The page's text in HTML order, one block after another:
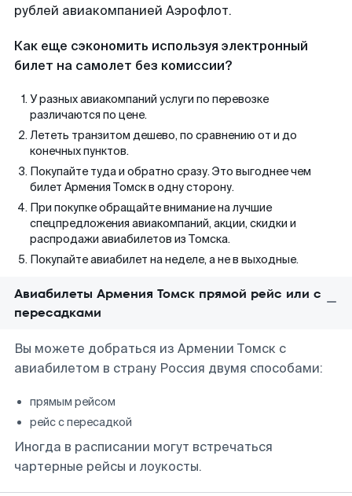
рублей авиакомпанией Аэрофлот.
Как еще сэкономить используя электронный
билет на самолет без комиссии?
У разных авиакомпаний услуги по перевозке
различаются по цене.
Лететь транзитом дешево, по сравнению от и до
конечных пунктов.
Покупайте туда и обратно сразу. Это выгоднее чем
билет Армения Томск в одну сторону.
При покупке обращайте внимание на лучшие
спецпредложения авиакомпаний, акции, скидки и
распродажи авиабилетов из Томска.
Покупайте авиабилет на неделе, а не в выходные.
Авиабилеты Армения Томск прямой рейс или с
пересадками
Вы можете добраться из Армении Томск с
авиабилетом в страну Россия двумя способами:
прямым рейсом
рейс с пересадкой
Иногда в расписании могут встречаться
чартерные рейсы и лоукосты.